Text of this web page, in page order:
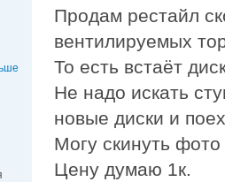
Продам рестайл
вентилируемых
То есть встаёт
Не надо искать
новые диски и
Могу скинуть фото
Цену думаю 1к.